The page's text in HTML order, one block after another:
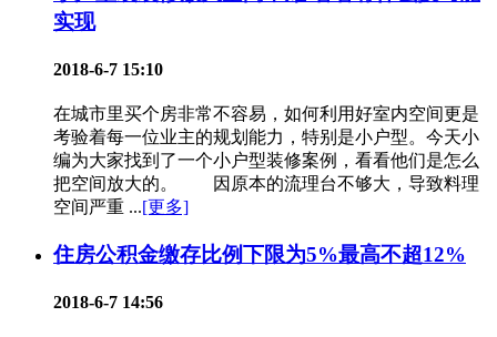
实现
2018-6-7 15:10
在城市里买个房非常不容易，如何利用好室内空间更是
考验着每一位业主的规划能力，特别是小户型。今天小
编为大家找到了一个小户型装修案例，看看他们是怎么
把空间放大的。 因原本的流理台不够大，导致料理
空间严重 ...[更多]
住房公积金缴存比例下限为5%最高不超12%
2018-6-7 14:56